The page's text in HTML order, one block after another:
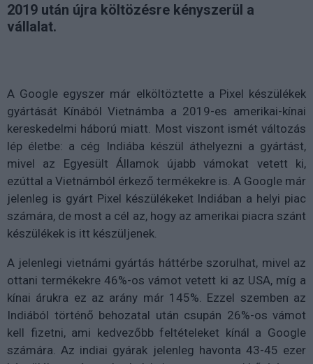
2019 után újra költözésre kényszerül a
vállalat.
A Google egyszer már elköltöztette a Pixel készülékek
gyártását Kínából Vietnámba a 2019-es amerikai-kínai
kereskedelmi háború miatt. Most viszont ismét változás
lép életbe: a cég Indiába készül áthelyezni a gyártást,
mivel az Egyesült Államok újabb vámokat vetett ki,
ezúttal a Vietnámból érkező termékekre is. A Google már
jelenleg is gyárt Pixel készülékeket Indiában a helyi piac
számára, de most a cél az, hogy az amerikai piacra szánt
készülékek is itt készüljenek.
A jelenlegi vietnámi gyártás háttérbe szorulhat, mivel az
ottani termékekre 46%-os vámot vetett ki az USA, míg a
kínai árukra ez az arány már 145%. Ezzel szemben az
Indiából történő behozatal után csupán 26%-os vámot
kell fizetni, ami kedvezőbb feltételeket kínál a Google
számára. Az indiai gyárak jelenleg havonta 43-45 ezer